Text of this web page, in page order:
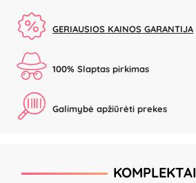
GERIAUSIOS KAINOS GARANTIJA
100% Slaptas pirkimas
Galimybė apžiūrėti prekes
KOMPLEKTAI